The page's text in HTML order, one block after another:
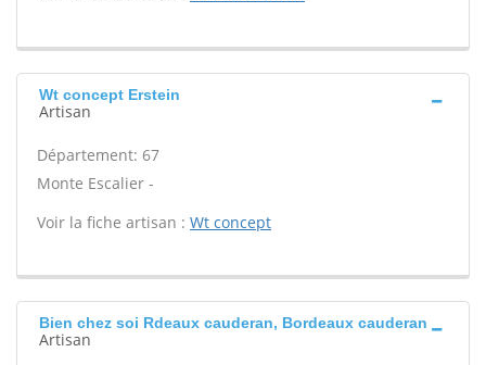
Wt concept Erstein
Artisan
Département: 67
Monte Escalier -
Voir la fiche artisan : Wt concept
Bien chez soi Rdeaux cauderan, Bordeaux cauderan
Artisan